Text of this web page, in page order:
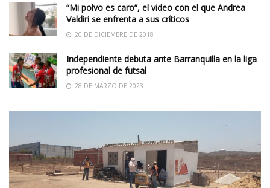
“Mi polvo es caro”, el video con el que Andrea
Valdiri se enfrenta a sus críticos
20 DE DICIEMBRE DE 2018
Independiente debuta ante Barranquilla en la liga
profesional de futsal
28 DE MARZO DE 2023